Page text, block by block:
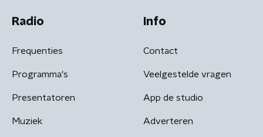
Radio
Frequenties
Programma's
Presentatoren
Muziek
Info
Contact
Veelgestelde vragen
App de studio
Adverteren